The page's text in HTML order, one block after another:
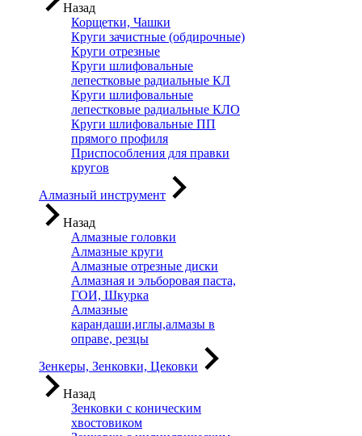
Назад
Корщетки, Чашки
Круги зачистные (обдирочные)
Круги отрезные
Круги шлифовальные
лепестковые радиальные КЛ
Круги шлифовальные
лепестковые радиальные КЛО
Круги шлифовальные ПП
прямого профиля
Приспособления для правки
кругов
Алмазный инструмент
Назад
Алмазные головки
Алмазные круги
Алмазные отрезные диски
Алмазная и эльборовая паста,
ГОИ, Шкурка
Алмазные
карандаши,иглы,алмазы в
оправе, резцы
Зенкеры, Зенковки, Цековки
Назад
Зенковки с коническим
хвостовиком